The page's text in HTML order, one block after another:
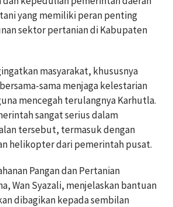
yang memiliki peran penting
sektor pertanian di Kabupaten
masyarakat, khususnya
sama menjaga kelestarian
mencegah terulangnya Karhutla.
sangat serius dalam
tersebut, termasuk dengan
helikopter dari pemerintah pusat.
Pangan dan Pertanian
Wan Syazali, menjelaskan bantuan
dibagikan kepada sembilan